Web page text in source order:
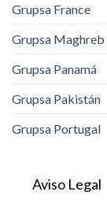
Grupsa France
Grupsa Maghreb
Grupsa Panamá
Grupsa Pakistán
Grupsa Portugal
Aviso Legal